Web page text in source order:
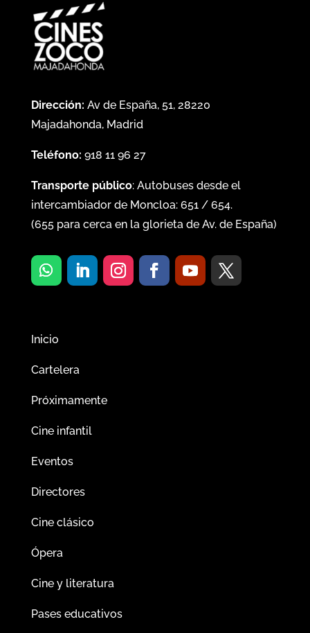
Dirección: Av de España, 51, 28220
Majadahonda, Madrid
Teléfono: 918 11 96 27
Transporte público: Autobuses desde el
intercambiador de Moncloa: 651/ 654.
(655para cerca en la glorieta de Av. de España)
Inicio
Cartelera
Próximamente
Cine infantil
Eventos
Directores
Cine clásico
Ópera
Cine y literatura
Pases educativos